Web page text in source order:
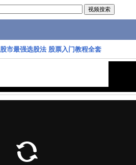
市最强选股法 股票入门教程全套